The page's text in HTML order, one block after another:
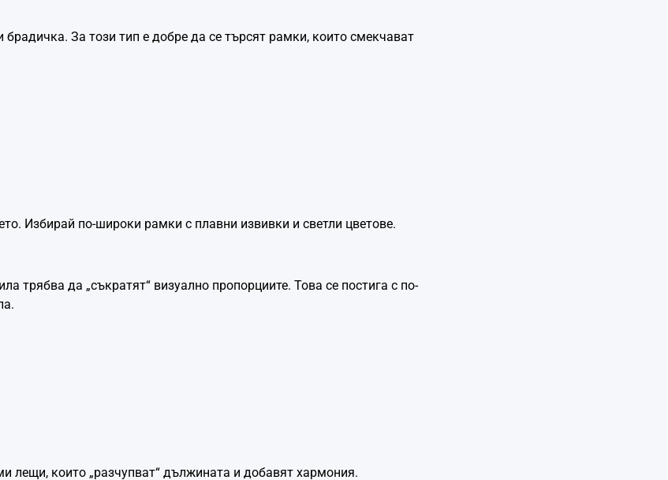
За този тип е добре да се търсят рамки, които смекчават
Избирай по-широки рамки с плавни извивки и светли цветове.
трябва да „съкратят“ визуално пропорциите. Това се постига с по-
лещи, които „разчупват“ дължината и добавят хармония.